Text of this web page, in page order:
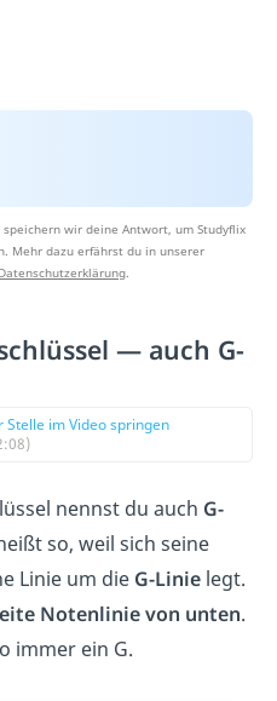
wir deine Antwort, um Studyflix
Mehr dazu erfährst du in unserer
Datenschutzerklärung.
— auch G-
Stelle im Video springen
nennst du auch G-
so, weil sich seine
Linie um die G-Linie legt.
Notenlinie von unten.
immer ein G.